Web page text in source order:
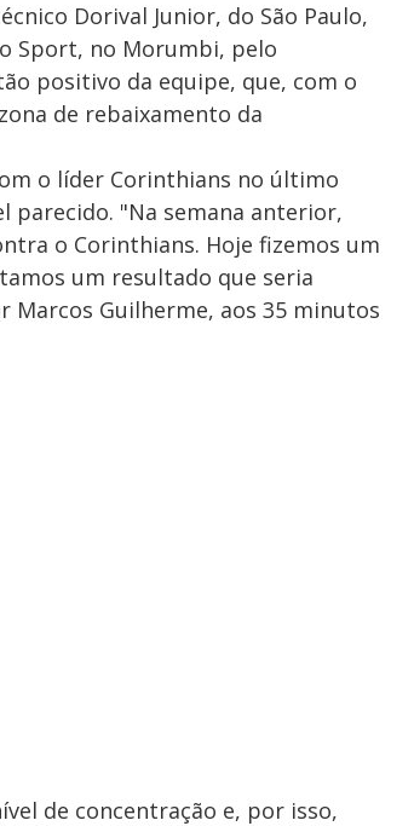
Dorival Junior, do São Paulo,
Sport, no Morumbi, pelo
positivo da equipe, que, com o
de rebaixamento da
o líder Corinthians no último
parecido. "Na semana anterior,
o Corinthians. Hoje fizemos um
um resultado que seria
Guilherme, aos 35 minutos
de concentração e, por isso,